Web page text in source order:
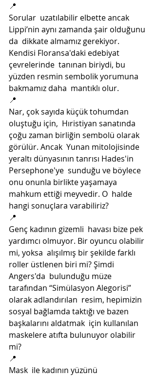
📍
Sorular  uzatılabilir elbette ancak
Lippi’nin aynı zamanda şair olduğunu
da  dikkate almamız gerekiyor.
Kendisi Floransa'daki edebiyat
çevrelerinde  tanınan biriydi, bu
yüzden resmin sembolik yorumuna
bakmamız daha  mantıklı olur.
📍
Nar, çok sayıda küçük tohumdan
oluştuğu için,  Hıristiyan sanatında
çoğu zaman birliğin sembolü olarak
görülür. Ancak  Yunan mitolojisinde
yeraltı dünyasının tanrısı Hades'in
Persephone'ye  sunduğu ve böylece
onu onunla birlikte yaşamaya
mahkum ettiği meyvedir. O  halde
hangi sonuçlara varabiliriz?
📍
Genç kadının gizemli  havası bize pek
yardımcı olmuyor. Bir oyuncu olabilir
mi, yoksa  alışılmış bir şekilde farklı
roller üstlenen biri mi? Şimdi
Angers'da  bulunduğu müze
tarafından “Simülasyon Alegorisi”
olarak adlandırılan  resim, hepimizin
sosyal bağlamda taktığı ve bazen
başkalarını aldatmak  için kullanılan
maskelere atıfta bulunuyor olabilir
mi?
📍
Mask  ile kadının yüzünü